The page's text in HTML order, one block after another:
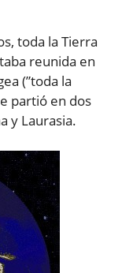
toda la Tierra
reunida en
(”toda la
partió en dos
y Laurasia.